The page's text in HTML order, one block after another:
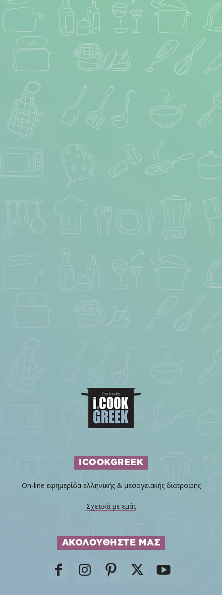
ICOOKGREEK
On-line εφημερίδα ελληνικής & μεσογειακής διατροφής
Σχετικά με εμάς
ΑΚΟΛΟΥΘΗΣΤΕ ΜΑΣ